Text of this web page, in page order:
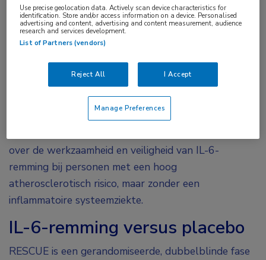
Lancet, zullen in een grootschalige studie de
cardiovasculaire effecten van ziltivekimab bij
patiënten met een chronische nierziekte,
manifeste hart- en vaatziekten geëvalueerd
worden.
Interleukine-6 (IL-6) blijkt bij atherotrombose een
over de werkzaamheid en veiligheid van IL-6-
remming bij personen met een hoog
atherosclerotisch risico, maar zonder een
inflammatoire systeemziekte.
IL-6-remming versus placebo
RESCUE is een gerandomiseerde, dubbelblinde fase
Use precise geolocation data. Actively scan device characteristics for
identification. Store and/or access information on a device. Personalised
advertising and content, advertising and content measurement, audience
research and services development.
List of Partners (vendors)
Reject All I Accept
Manage Preferences